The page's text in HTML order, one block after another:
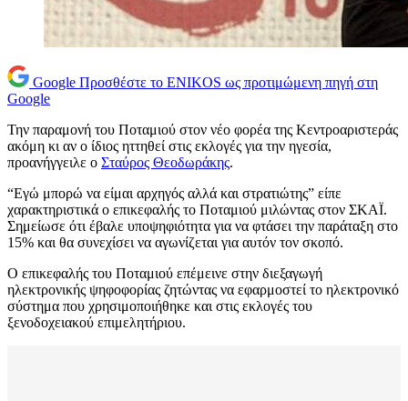
Google Προσθέστε το ENIKOS ως προτιμώμενη πηγή στη
Google
Την παραμονή του Ποταμιού στον νέο φορέα της Κεντροαριστεράς
ακόμη κι αν ο ίδιος ηττηθεί στις εκλογές για την ηγεσία,
προανήγγειλε ο Σταύρος Θεοδωράκης.
“Εγώ μπορώ να είμαι αρχηγός αλλά και στρατιώτης” είπε
χαρακτηριστικά ο επικεφαλής το Ποταμιού μιλώντας στον ΣΚΑΪ.
Σημείωσε ότι έβαλε υποψηφιότητα για να φτάσει την παράταξη στο
15% και θα συνεχίσει να αγωνίζεται για αυτόν τον σκοπό.
Ο επικεφαλής του Ποταμιού επέμεινε στην διεξαγωγή
ηλεκτρονικής ψηφοφορίας ζητώντας να εφαρμοστεί το ηλεκτρονικό
σύστημα που χρησιμοποιήθηκε και στις εκλογές του
ξενοδοχειακού επιμελητήριου.